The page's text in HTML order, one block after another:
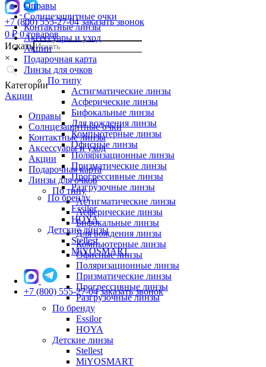
+7 (800) 555-27-04 заказать звонок
0 ₽ 0 товаров
Искать
×
Категории
Акции
Оправы
Солнцезащитные очки
Контактные линзы
Аксессуары и уход
Акции
Подарочная карта
Линзы для очков
По типу
Астигматические линзы
Асферические линзы
Бифокальные линзы
Для вождения линзы
Компьютерные линзы
Офисные линзы
Поляризационные линзы
Призматические линзы
Прогрессивные линзы
Разгрузочные линзы
По бренду
Essilor
HOYA
Детские линзы
Stellest
MiYOSMART
Оправы
Солнцезащитные очки
Контактные линзы
Аксессуары и уход
Акции
Подарочная карта
Линзы для очков
По типу
Астигматические линзы
Асферические линзы
Бифокальные линзы
Для вождения линзы
Компьютерные линзы
Офисные линзы
Поляризационные линзы
Призматические линзы
Прогрессивные линзы
Разгрузочные линзы
По бренду
Essilor
HOYA
Детские линзы
Stellest
MiYOSMART
+7 (800) 555-27-04 заказать звонок